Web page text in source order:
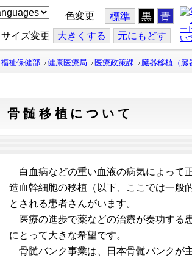
色変更 標準 黒 青
サイズ変更 大きくする 元にもどす
福祉保健部 健康医療局 医療政策課 臓器移植（臓
骨髄移植について
白血病などの重い血液の病気によって
造血幹細胞の移植（以下、ここでは一般
とされる患者さんがいます。
医療の進歩で薬などの治療が奏功する
にとって大きな希望です。
骨髄バンク事業は、日本骨髄バンクが